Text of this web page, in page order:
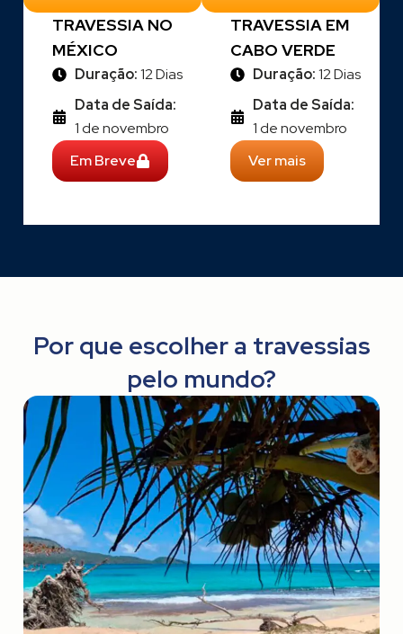
TRAVESSIA NO
MÉXICO
Duração:12 Dias
Data de Saída:
1 de novembro
Em Breve
TRAVESSIA EM
CABO VERDE
Duração:12 Dias
Data de Saída:
1 de novembro
Ver mais
Por que escolher a travessias
pelo mundo?